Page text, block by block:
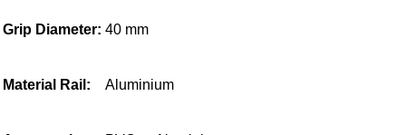
Grip Diameter: 40 mm
Material Rail: Aluminium